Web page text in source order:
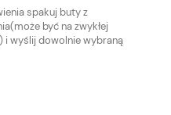
spakuj buty z
być na zwykłej
i wyślij dowolnie wybraną